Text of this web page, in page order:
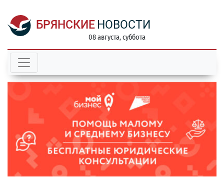
БРЯНСКИЕ НОВОСТИ
08 августа, суббота